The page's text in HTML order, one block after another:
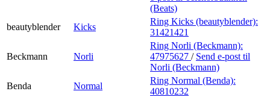
(Beats)
beautyblender
Kicks
Ring Kicks (beautyblender):
31421421
Beckmann Norli
Ring Norli (Beckmann):
47975627 / Send e-post til
Norli (Beckmann)
Benda
Normal
Ring Normal (Benda):
40810232